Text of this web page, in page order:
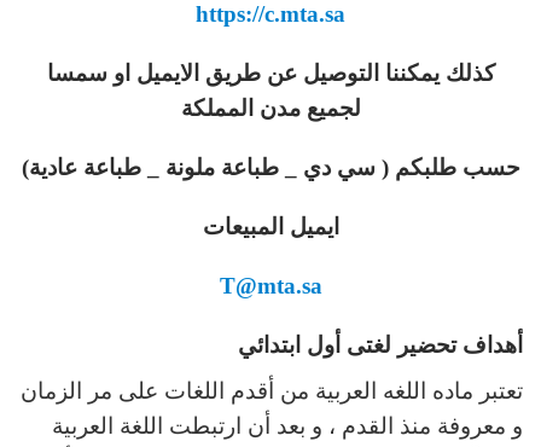
https://c.mta.sa
كذلك يمكننا التوصيل عن طريق الايميل او سمسا
لجميع مدن المملكة
حسب طلبكم ( سي دي _ طباعة ملونة _ طباعة عادية)
ايميل المبيعات
T@mta.sa
أهداف تحضير لغتى أول ابتدائي
تعتبر ماده اللغه العربية من أقدم اللغات على مر الزمان
و معروفة منذ القدم ، و بعد أن ارتبطت اللغة العربية